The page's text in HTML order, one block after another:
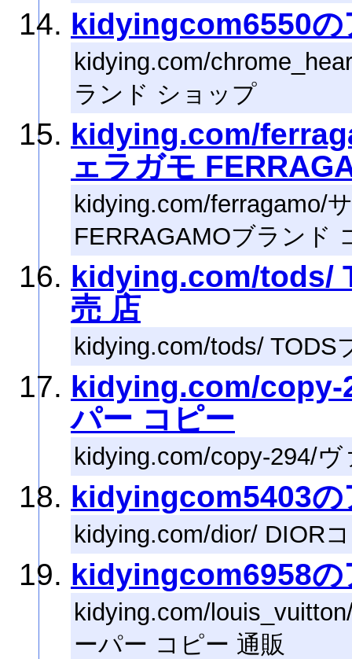
kidyingcom6550の
kidying.com/
ランド ショップ
kidying.com/
ェラガモ
kidying.com/ferragamo/
FERRAGAMOブランド
kidying.com/tods/
売 店
kidying.com/tods/
kidying.com/copy-
パー コピー
kidying.com/copy-294/
kidyingcom5403の
kidying.com/dior/ DIOR
kidyingcom6958の
kidying.com/
ーパー コピー 通販